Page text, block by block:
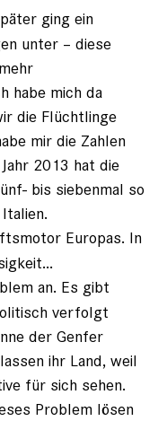
ging ein
unter – diese
habe mich da
die Flüchtlinge
mir die Zahlen
2013 hat die
bis siebenmal so
Europas. In
an. Es gibt
verfolgt
der Genfer
ihr Land, weil
für sich sehen.
Problem lösen